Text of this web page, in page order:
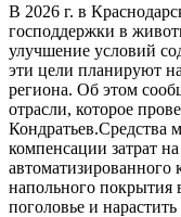
В 2026 г. в
господдержки в
улучшение условий
эти цели планируют
региона. Об этом
отрасли, которое
Кондратьев.Средства
компенсации затрат
автоматизированного
напольного покрытия
поголовье и